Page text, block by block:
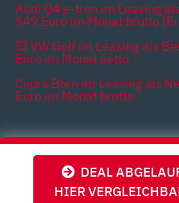
DEAL
HIER
Audi Q4 e-tron im Leasing
549 Euro im Monat brutto
💥 VW Golf im Leasing als
Euro im Monat netto
Cupra Born im Leasing als
Euro im Monat brutto